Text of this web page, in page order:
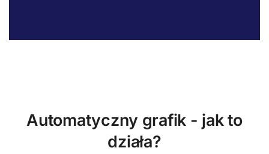
Automatyczny grafik - jak to
działa?